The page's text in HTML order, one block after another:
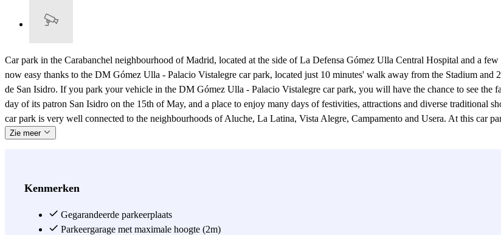
Car park in the Carabanchel neighbourhood of Madrid, located at the side of La Defensa Gómez Ulla Central Hospital and a
now easy thanks to the DM Gómez Ulla - Palacio Vistalegre car park, located just 10 minutes' walk away from the Stadium
de San Isidro. If you park your vehicle in the DM Gómez Ulla - Palacio Vistalegre car park, you will have the chance to see the
day of its patron San Isidro on the 15th of May, and a place to enjoy many days of festivities, attractions and diverse traditional
car park is very well connected to the neighbourhoods of Aluche, La Latina, Vista Alegre, Campamento and Usera. At this car
Zie meer
Kenmerken
Gegarandeerde parkeerplaats
Parkeergarage met maximale hoogte (2m)